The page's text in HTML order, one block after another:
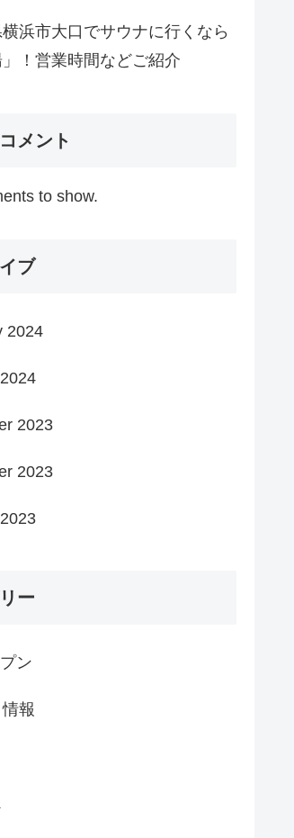
浜市大口でサウナに行くなら
」！営業時間などご紹介
メント
to show.
ブ
2024
2023
2023
ー
ン
報